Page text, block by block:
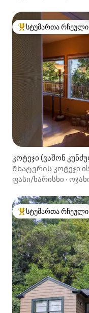
სტუმართა რჩეული
სტუმართა რჩეული
კოტეჯი (ვაშონ
Მხატვრის კოტეჯი
სანაპიროსთან
ფასი/ხარისხი ·
სტუმართა რჩეული
სტუმართა რჩეული